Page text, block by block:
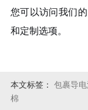
您可以访问我们的
和定制选项。
本文标签： 包裹导
棉